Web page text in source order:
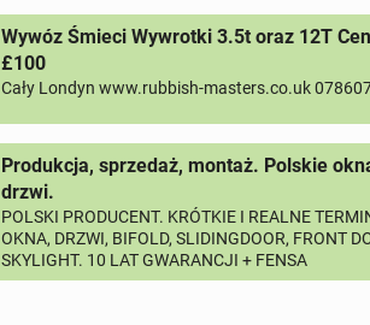
Wywóz Śmieci Wywrotki 3.5t oraz 12T
£100
Cały Londyn www.rubbish-masters.co.uk
Produkcja, sprzedaż, montaż. Polskie
drzwi.
POLSKI PRODUCENT. KRÓTKIE I REALNE
OKNA, DRZWI, BIFOLD, SLIDINGDOOR, FRONT
SKYLIGHT. 10 LAT GWARANCJI + FENSA